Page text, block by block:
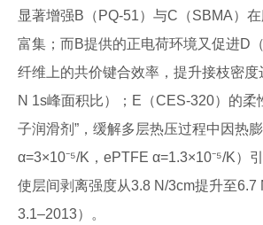
显著增强B（PQ-51）与C（SBMA）
富集；而B提供的正电荷环境又促进D
纤维上的共价键合效率，提升接枝密
N 1s峰面积比）；E（CES-320）的柔
子润滑剂”，缓解多层热压过程中因热
α=3×10⁻⁵/K，ePTFE α=1.3×10⁻⁵/K）
使层间剥离强度从3.8 N/3cm提升至6.7
3.1–2013）。